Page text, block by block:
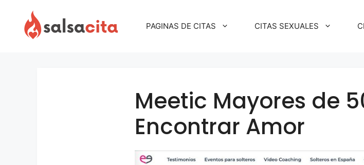
content
PAGINAS DE CITAS CITAS SEXUALES
Meetic Mayores de
Encontrar Amor